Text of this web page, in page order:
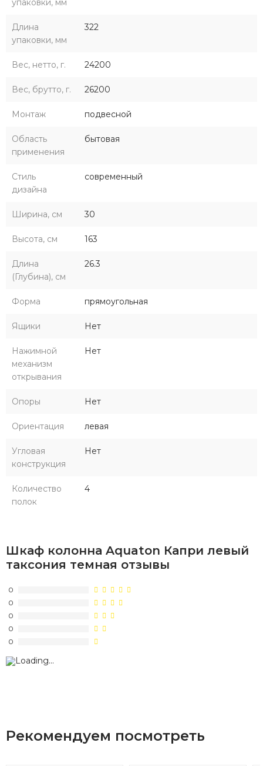
упаковки, мм
Длина
упаковки, мм
322
Вес, нетто, г. 24200
Вес, брутто, г. 26200
Монтаж подвесной
Область
применения
бытовая
Стиль
дизайна
современный
Ширина, см 30
Высота, см 163
Длина
(Глубина), см
26.3
Форма прямоугольная
Ящики Нет
Нажимной
механизм
открывания
Нет
Опоры Нет
Ориентация левая
Угловая
конструкция
Нет
Количество
полок
4
Шкаф колонна Aquaton Капри левый
таксония темная отзывы
0
0
0
0
0
Рекомендуем посмотреть